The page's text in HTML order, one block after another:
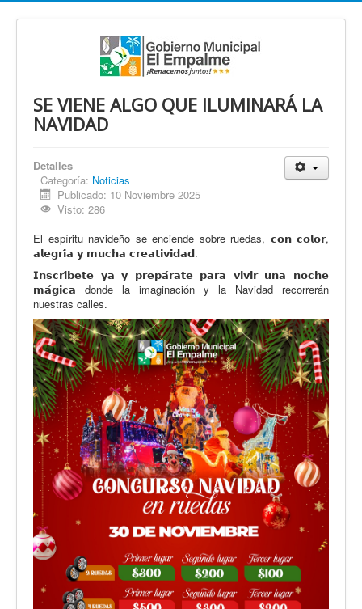
SE VIENE ALGO QUE ILUMINARÁ LA
NAVIDAD
Detalles
Categoría: Noticias
Publicado: 10 Noviembre 2025
Visto: 286
El espíritu navideño se enciende sobre ruedas, 𝗰𝗼𝗻 𝗰𝗼𝗹𝗼𝗿,
𝗮𝗹𝗲𝗴𝗿𝗶́𝗮 𝘆 𝗺𝘂𝗰𝗵𝗮 𝗰𝗿𝗲𝗮𝘁𝗶𝘃𝗶𝗱𝗮𝗱.
𝗜𝗻𝘀𝗰𝗿𝗶́𝗯𝗲𝘁𝗲 𝘆𝗮 𝘆 𝗽𝗿𝗲𝗽𝗮́𝗿𝗮𝘁𝗲 𝗽𝗮𝗿𝗮 𝘃𝗶𝘃𝗶𝗿 𝘂𝗻𝗮 𝗻𝗼𝗰𝗵𝗲
𝗺𝗮́𝗴𝗶𝗰𝗮 donde la imaginación y la Navidad recorrerán
nuestras calles.